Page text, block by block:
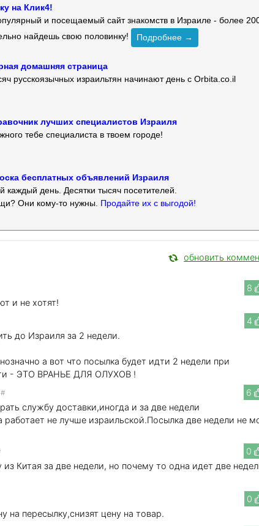
на Клик4!
и посещаемый сайт знакомств в Израиле - более
найдешь свою половинку!
Подробнее →
домашняя страница
русскоязычных израильтян начинают день с Orbita.co.il
лучших специалистов Израиля
тебе специалиста в твоем городе!
бесплатных объявлений Израиля
каждый день. Десятки тысяч посетителей.
Они кому-то нужны. Продайте их с выгодой!
обновить
8
и не хотят!
4
до Израиля за 2 недели.
а вот что посылка будет идти 2 недели при
- ЭТО ВРАНЬЕ ДЛЯ ОЛУХОВ !
6
#
службу доставки,иногда и за две недели
работает не лучше израильской.Посылка две недели не
0
из Китая за две недели, но почему то одна идет две
0
на пересылку,снизят цену на товар.